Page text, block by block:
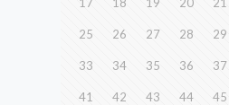
25 26 27 28 29
33 34 35 36 37
41 42 43 44 45